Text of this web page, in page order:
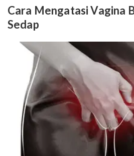
Cara Mengatasi Vagina
Sedap